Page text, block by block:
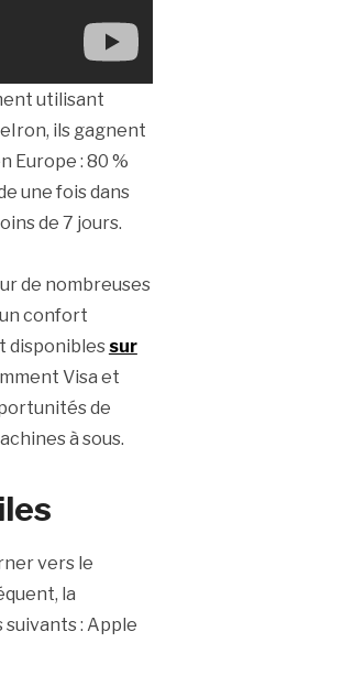
utilisant
ils gagnent
Europe : 80 %
une fois dans
de 7 jours.
de nombreuses
confort
disponibles sur
Visa et
de
à sous.
vers le
la
: Apple